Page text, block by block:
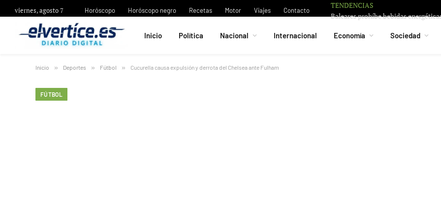
viernes, agosto 7 Horóscopo Horóscopo negro Recetas Motor Viajes Contacto
TENDENCIAS
Inicio Política Nacional Internacional Economía Sociedad
Inicio » Deportes » Fútbol » Cucurella causa expulsión y derrota del Chelsea ante Fulham
FÚTBOL